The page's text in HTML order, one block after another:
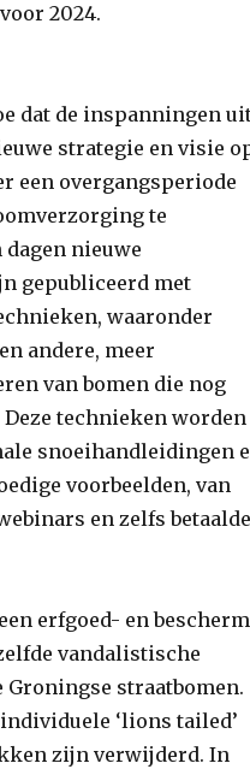
2024.
dat de inspanningen
strategie en visie
een overgangsperiode
te
nieuwe
gepubliceerd met
waaronder
andere, meer
van bomen die nog
technieken worden
snoeihandleidingen
voorbeelden, van
en zelfs betaalde
erfgoed- en
vandalistische
Groningse straatbomen.
‘lions tailed’
zijn verwijderd. In